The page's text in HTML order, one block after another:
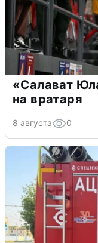
«Салават
на вратаря
8 августа 0